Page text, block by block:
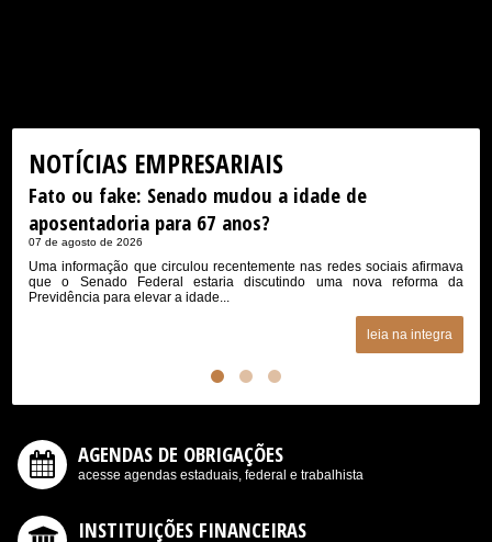
NOTÍCIAS EMPRESARIAIS
Fato ou fake: Senado mudou a idade de
aposentadoria para 67 anos?
07 de agosto de 2026
Uma informação que circulou recentemente nas redes sociais afirmava
que o Senado Federal estaria discutindo uma nova reforma da
Previdência para elevar a idade...
leia na integra
AGENDAS DE OBRIGAÇÕES
acesse agendas estaduais, federal e trabalhista
INSTITUIÇÕES FINANCEIRAS